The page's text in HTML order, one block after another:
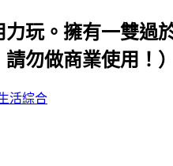
力玩。擁有一雙過
勿做商業使用！）
活綜合